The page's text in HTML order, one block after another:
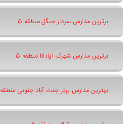
برترین مدارس سردار جنگل منطقه 5
برترین مدارس شهرک آپادانا منطقه 5
بهترین مدارس برتر جنت آباد جنوبی منطقه 5